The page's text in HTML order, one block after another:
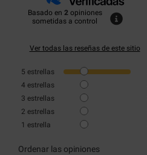
Basado en 2 opiniones
sometidas a control
Ver todas las reseñas de este sitio
5 estrellas
4 estrellas
3 estrellas
2 estrellas
1 estrella
Ordenar las opiniones